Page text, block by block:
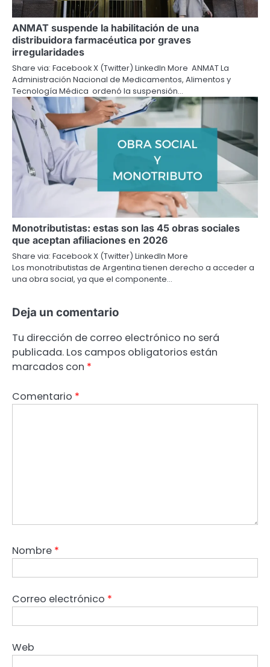
ANMAT suspende la habilitación de una
distribuidora farmacéutica por graves
irregularidades
Share via: Facebook X (Twitter) LinkedIn More ANMAT La
Administración Nacional de Medicamentos, Alimentos y
Tecnología Médica ordenó la suspensión…
Monotributistas: estas son las 45 obras sociales
que aceptan afiliaciones en 2026
Share via: Facebook X (Twitter) LinkedIn More
Los monotributistas de Argentina tienen derecho a acceder a
una obra social, ya que el componente…
Deja un comentario
Tu dirección de correo electrónico no será
publicada. Los campos obligatorios están
marcados con *
Comentario *
Nombre *
Correo electrónico *
Web